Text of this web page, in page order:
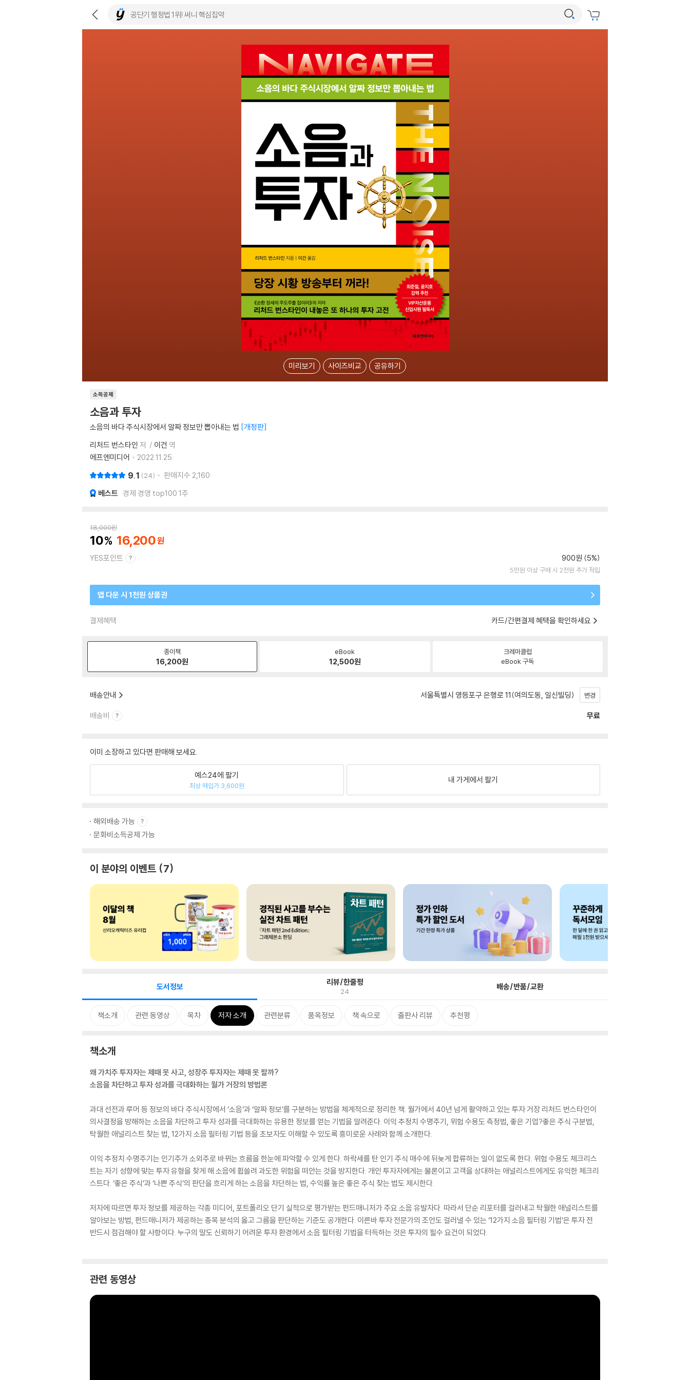
미리보기 사이즈비교 공유하기
소득공제
소음과 투자
소음의 바다 주식시장에서 알짜 정보만 뽑아내는 법 개정판
리처드 번스타인 저 이건 역
에프엔미디어
2022.11.25.
9.1 24 판매지수 2,160
베스트 경제 경영 top100 1주
18,000원
10 16,200
YES포인트 900원 (5%)
5만원 이상 구매 시 2천원 추가 적립
앱 다운 시 1천원 상품권
결제혜택 카드/간편결제 혜택을 확인하세요
종이책
16,200원
eBook
12,500원
크레마클럽
eBook 구독
배송안내 서울특별시 영등포구 은행로 11(여의도동, 일신빌딩) 변경
배송비 무료
이미 소장하고 있다면 판매해 보세요.
예스24에 팔기
최상 매입가 3,600원
내 가게에서 팔기
해외배송 가능
문화비소득공제 가능
이 분야의 이벤트 7
도서정보 리뷰/한줄평
24 배송/반품/교환
책소개 관련 동영상 목차 저자 소개 관련분류 품목정보 책 속으로 출판사 리뷰 추천평
책소개
왜 가치주 투자자는 제때 못 사고, 성장주 투자자는 제때 못 팔까?
소음을 차단하고 투자 성과를 극대화하는 월가 거장의 방법론
과대 선전과 루머 등 정보의 바다 주식시장에서 ‘소음’과 ‘알짜 정보’를 구분하는 방법을 체계적으로 정리한 책. 월가에서 40년 넘게 활약하고 있는 투자 거장 리처드 번스타인이
의사결정을 방해하는 소음을 차단하고 투자 성과를 극대화하는 유용한 정보를 얻는 기법을 알려준다. 이익 추정치 수명주기, 위험 수용도 측정법, 좋은 기업?좋은 주식 구분법,
탁월한 애널리스트 찾는 법, 12가지 소음 필터링 기법 등을 초보자도 이해할 수 있도록 흥미로운 사례와 함께 소개한다.
이익 추정치 수명주기는 인기주가 소외주로 바뀌는 흐름을 한눈에 파악할 수 있게 한다. 하락세를 탄 인기 주식 매수에 뒤늦게 합류하는 일이 없도록 한다. 위험 수용도 체크리스
트는 자기 성향에 맞는 투자 유형을 찾게 해 소음에 휩쓸려 과도한 위험을 떠안는 것을 방지한다. 개인 투자자에게는 물론이고 고객을 상대하는 애널리스트에게도 유익한 체크리
스트다. ‘좋은 주식’과 ‘나쁜 주식’의 판단을 흐리게 하는 소음을 차단하는 법, 수익률 높은 좋은 주식 찾는 법도 제시한다.
저자에 따르면 투자 정보를 제공하는 각종 미디어, 포트폴리오 단기 실적으로 평가받는 펀드매니저가 주요 소음 유발자다. 따라서 단순 리포터를 걸러내고 탁월한 애널리스트를
알아보는 방법, 펀드매니저가 제공하는 종목 분석의 옳고 그름을 판단하는 기준도 공개한다. 이른바 투자 전문가의 조언도 걸러낼 수 있는 ‘12가지 소음 필터링 기법’은 투자 전
반드시 점검해야 할 사항이다. 누구의 말도 신뢰하기 어려운 투자 환경에서 소음 필터링 기법을 터득하는 것은 투자의 필수 요건이 되었다.
관련 동영상